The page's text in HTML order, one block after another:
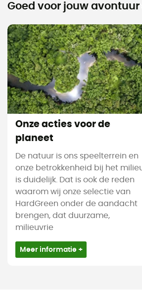
Goed voor jouw avontuur
Onze acties voor de
planeet
De natuur is ons speelterrein en
onze betrokkenheid bij het
is duidelijk. Dat is ook de reden
waarom wij onze selectie van
HardGreen onder de aandacht
brengen, dat duurzame,
milieuvrie
Meer informatie +